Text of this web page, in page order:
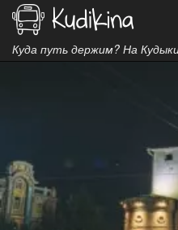
Куда путь держим? На